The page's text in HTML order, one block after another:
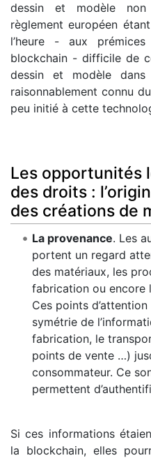
dessin et modèle
règlement européen
l’heure - aux
blockchain - difficile de
dessin et modèle
raisonnablement connu
peu initié à cette
Les opportunités
des droits :
des créations de
La provenance. Les
portent un regard
des matériaux, les
fabrication ou encore
Ces points
symétrie de
fabrication, le
points de vente …)
consommateur. Ce
permettent
Si ces informations
la blockchain, elles